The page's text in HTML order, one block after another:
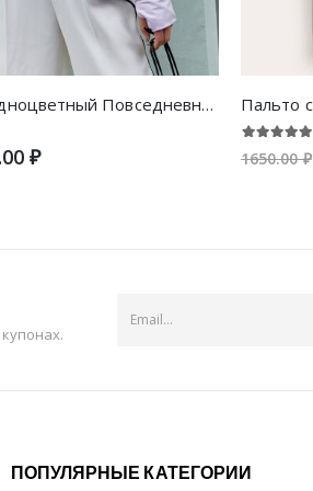
на молнии Одноцветный Повседневный жакеты
₽ 1650.00 ₽
ПОПУЛЯРНЫЕ КАТЕГОРИИ